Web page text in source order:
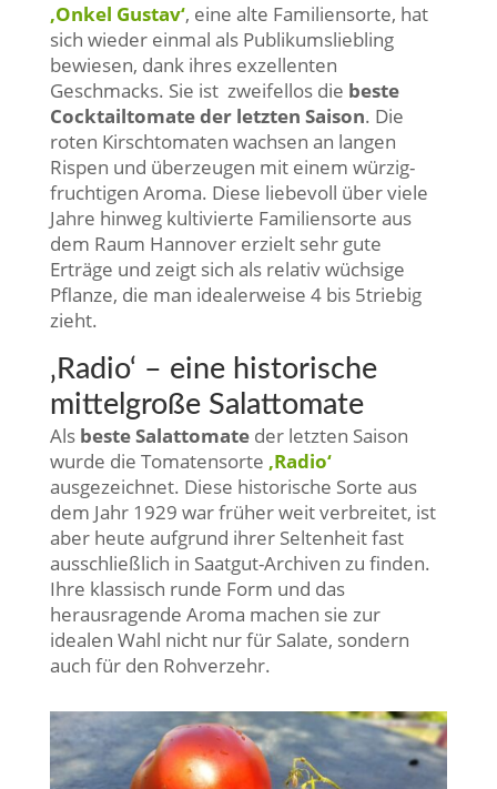
‚Onkel Gustav‘, eine alte Familiensorte, hat
sich wieder einmal als Publikumsliebling
bewiesen, dank ihres exzellenten
Geschmacks. Sie ist zweifellos die beste
Cocktailtomate der letzten Saison. Die
roten Kirschtomaten wachsen an langen
Rispen und überzeugen mit einem würzig-
fruchtigen Aroma. Diese liebevoll über viele
Jahre hinweg kultivierte Familiensorte aus
dem Raum Hannover erzielt sehr gute
Erträge und zeigt sich als relativ wüchsige
Pflanze, die man idealerweise 4 bis 5triebig
zieht.
‚Radio‘ – eine historische
mittelgroße Salattomate
Alsbeste Salattomateder letzten Saison
wurde die Tomatensorte ‚Radio‘
ausgezeichnet. Diese historische Sorte aus
dem Jahr 1929 war früher weit verbreitet, ist
aber heute aufgrund ihrer Seltenheit fast
ausschließlich in Saatgut-Archiven zu finden.
Ihre klassisch runde Form und das
herausragende Aroma machen sie zur
idealen Wahl nicht nur für Salate, sondern
auch für den Rohverzehr.